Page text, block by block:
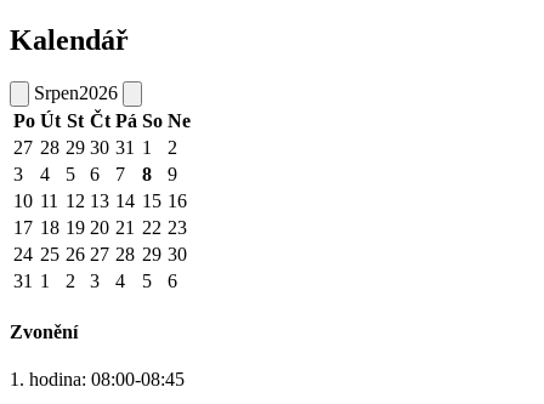
Kalendář
Srpen2026
Po Út St Čt Pá So Ne
27 28 29 30 31 1
2
3
4 5 6 7 8
9
10 11 12 13 14 15 16
17 18 19 20 21 22 23
24 25 26 27 28 29 30
31 1 2 3 4 5 6
Zvonění
1. hodina: 08:00-08:45